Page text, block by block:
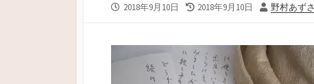
公
2018年9月10日
最
新
日
2018年9月10日
投
野村あずさ